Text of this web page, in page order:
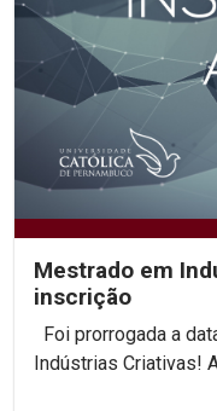
Mestrado em
inscrição
Indústrias Criativas!